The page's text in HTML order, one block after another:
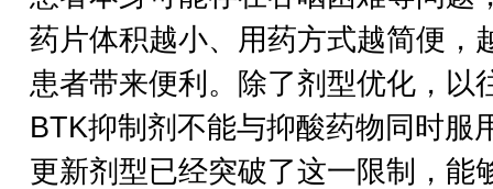
药片体积越小、用药方式越简便，
患者带来便利。除了剂型优化，以
BTK抑制剂不能与抑酸药物同时服
更新剂型已经突破了这一限制，能